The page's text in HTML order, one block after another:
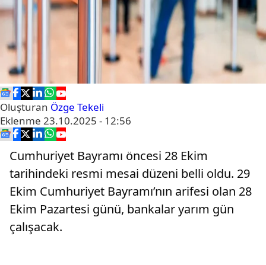
Oluşturan Özge Tekeli
Eklenme 23.10.2025 - 12:56
Cumhuriyet Bayramı öncesi 28 Ekim
tarihindeki resmi mesai düzeni belli oldu. 29
Ekim Cumhuriyet Bayramı’nın arifesi olan 28
Ekim Pazartesi günü, bankalar yarım gün
çalışacak.